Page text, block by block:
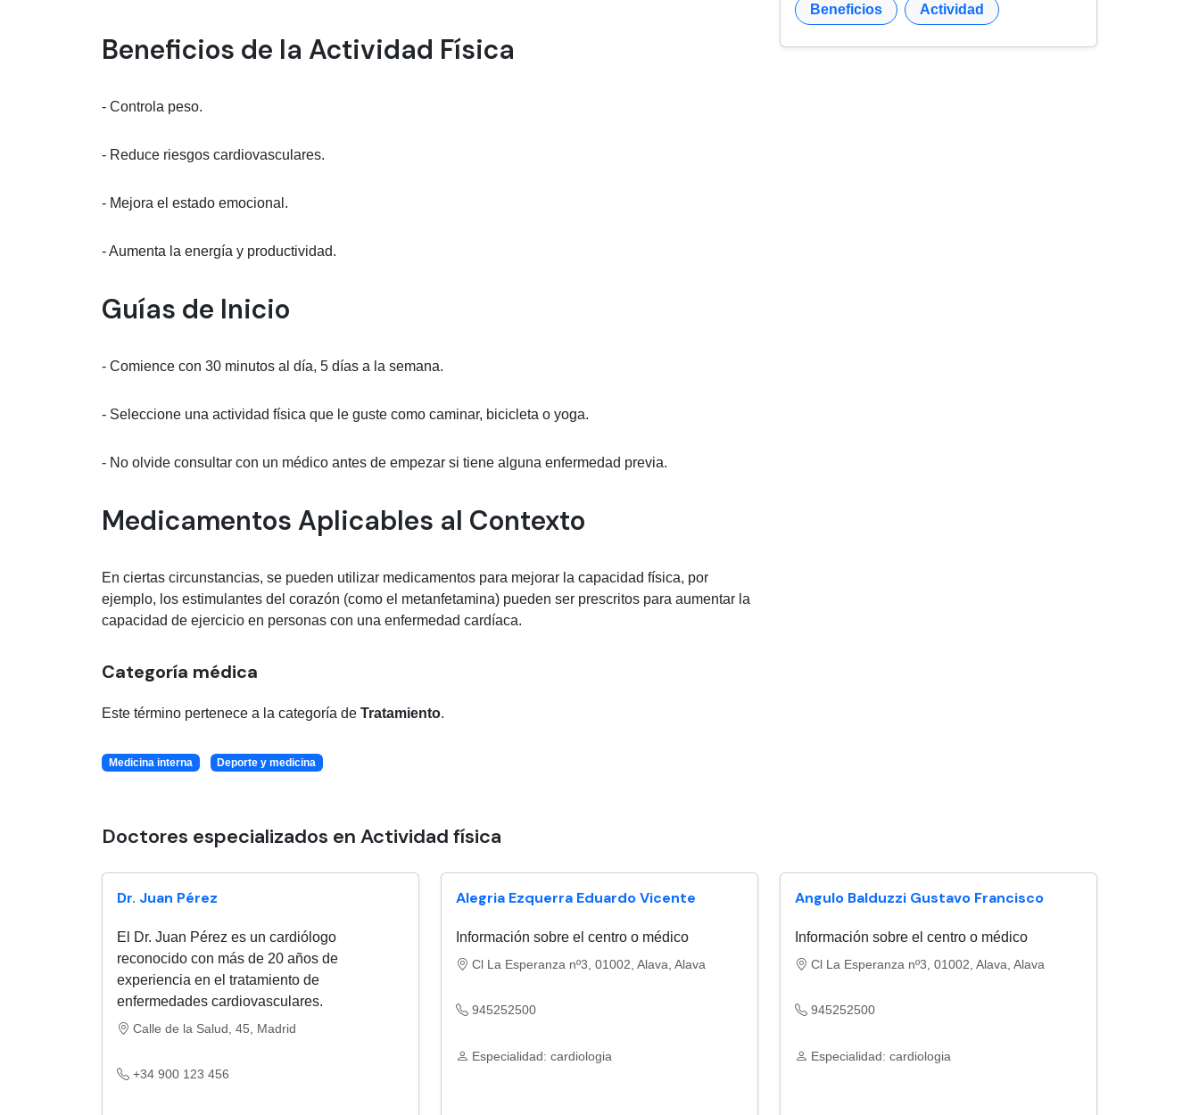
Beneficios de la Actividad Física
- Controla peso.
- Reduce riesgos cardiovasculares.
- Mejora el estado emocional.
- Aumenta la energía y productividad.
Guías de Inicio
- Comience con 30 minutos al día, 5 días a la semana.
- Seleccione una actividad física que le guste como caminar, bicicleta o yoga.
- No olvide consultar con un médico antes de empezar si tiene alguna enfermedad previa.
Medicamentos Aplicables al Contexto
En ciertas circunstancias, se pueden utilizar medicamentos para mejorar la capacidad física, por
ejemplo, los estimulantes del corazón (como el metanfetamina) pueden ser prescritos para aumentar la
capacidad de ejercicio en personas con una enfermedad cardíaca.
Categoría médica
Este término pertenece a la categoría de Tratamiento.
Medicina interna Deporte y medicina
Beneficios Actividad
Doctores especializados en Actividad física
Dr. Juan Pérez
El Dr. Juan Pérez es un cardiólogo
reconocido con más de 20 años de
experiencia en el tratamiento de
enfermedades cardiovasculares.
Calle de la Salud, 45, Madrid
+34 900 123 456
Alegria Ezquerra Eduardo Vicente
Información sobre el centro o médico
Cl La Esperanza nº3, 01002, Alava, Alava
945252500
Especialidad: cardiologia
Angulo Balduzzi Gustavo Francisco
Información sobre el centro o médico
Cl La Esperanza nº3, 01002, Alava, Alava
945252500
Especialidad: cardiologia